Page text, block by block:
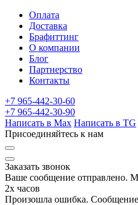
Оплата
Доставка
Брафиттинг
О компании
Блог
Партнерство
Контакты
+7 965-442-30-60
+7 965-442-30-90
Написать в Max Написать в TG
Присоединяйтесь к нам
Заказать звонок
Ваше сообщение отправлено.
2х часов
Произошла ошибка. Сообщение